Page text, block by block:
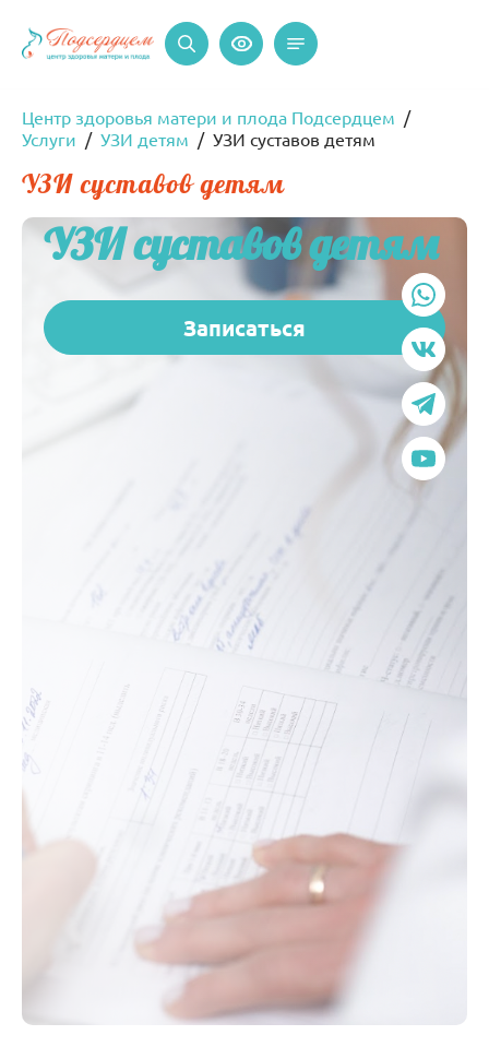
УЗИ суставов детям
Центр здоровья матери и плода Подсердцем
Услуги
УЗИ детям УЗИ суставов детям
УЗИ суставов детям
Записаться